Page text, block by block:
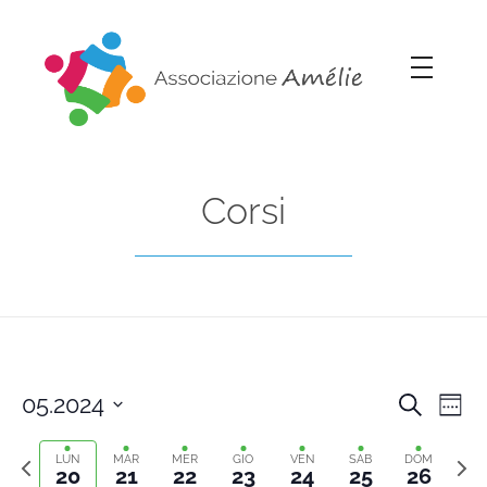
Corsi
Cerca
05.2024
Select
date.
Previous
LUN
20
MAR
21
MER
22
GIO
23
VEN
24
SAB
25
DOM
26